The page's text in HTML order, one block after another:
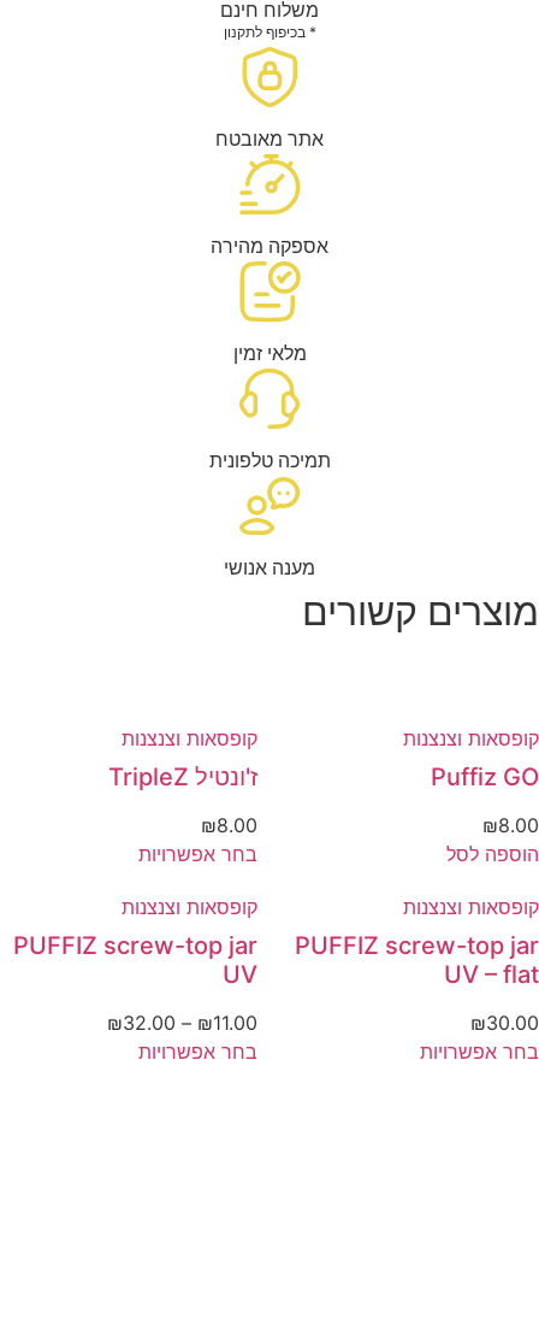
משלוח חינם
* בכיפוף לתקנון
אתר מאובטח
אספקה מהירה
מלאי זמין
תמיכה טלפונית
מענה אנושי
קשורים
וצנצנות
₪
לסל
קופסאות וצנצנות
ז'ונטיל TripleZ
₪
בחר אפשרויותלמוצר
יש
מספר
לבחור
את
וצנצנות
PUFFIZ screw-
UV
₪
למוצר
קופסאות וצנצנות
PUFFIZ screw-top jar
₪11.00
–
₪32.00
טווח
מחירים:
בחר אפשרויותלמוצר